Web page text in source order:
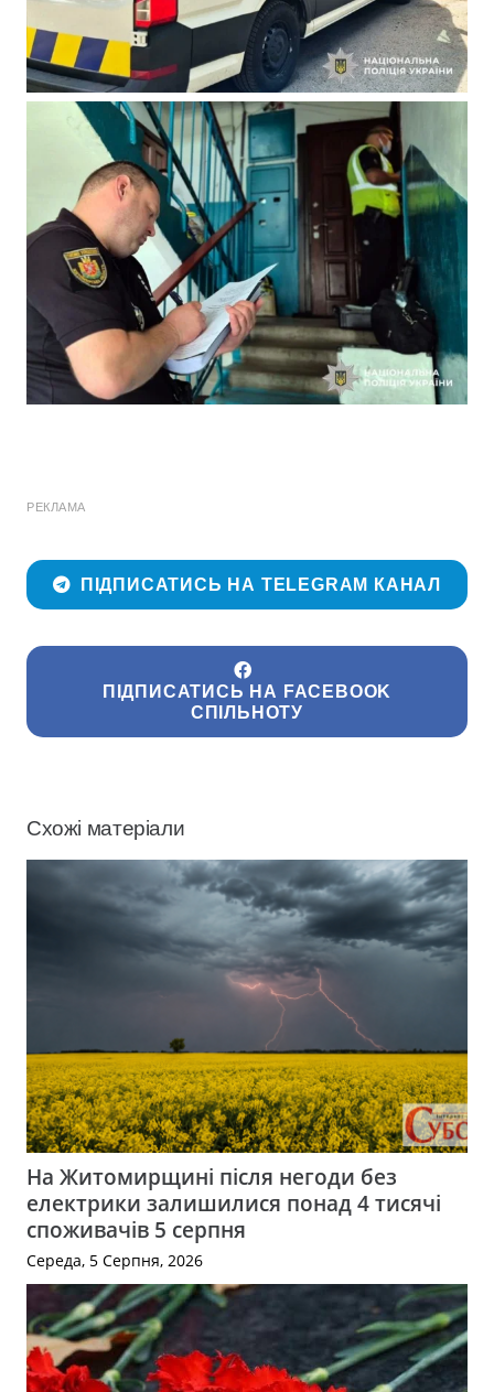
РЕКЛАМА
ПІДПИСАТИСЬ НА TELEGRAM КАНАЛ
ПІДПИСАТИСЬ НА FACEBOOK
СПІЛЬНОТУ
Схожі матеріали
На Житомирщині після негоди без
електрики залишилися понад 4 тисячі
споживачів 5 серпня
Середа, 5 Серпня, 2026